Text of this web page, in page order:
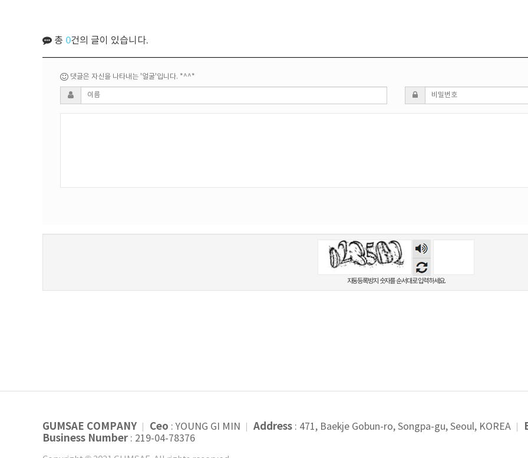
총 0건의 글이 있습니다.
댓글은 자신을 나타내는 '얼굴'입니다. *^^*
숫자
음성
자동등록방지 숫자를 순서대로 입력하세요.
GUMSAE COMPANY Ceo : YOUNG GI MIN Address : 471, Baekje Gobun-ro, Songpa-gu, Seoul, KOREA
Business Number : 219-04-78376